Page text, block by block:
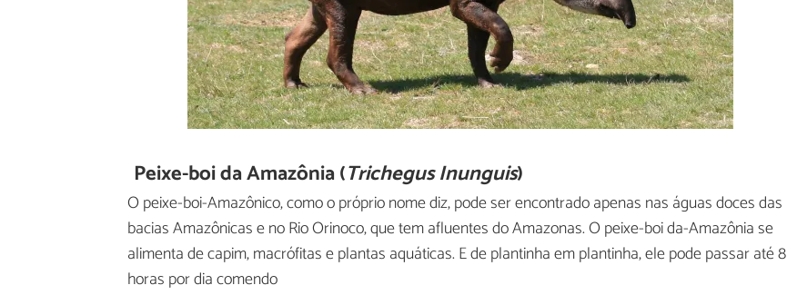
Peixe-boi da Amazônia (Trichegus Inunguis)
O peixe-boi-Amazônico, como o próprio nome diz, pode ser encontrado apenas nas águas doces das
bacias Amazônicas e no Rio Orinoco, que tem afluentes do Amazonas. O peixe-boi da-Amazônia se
alimenta de capim, macrófitas e plantas aquáticas. E de plantinha em plantinha, ele pode passar até 8
horas por dia comendo